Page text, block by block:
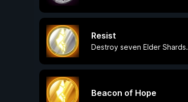
Resist
Destroy seven Elder Shards.
Beacon of Hope